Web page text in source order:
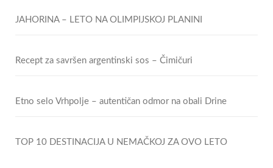
JAHORINA – LETO NA OLIMPIJSKOJ PLANINI
Recept za savršen argentinski sos – Čimičuri
Etno selo Vrhpolje – autentičan odmor na obali Drine
TOP 10 DESTINACIJA U NEMAČKOJ ZA OVO LETO